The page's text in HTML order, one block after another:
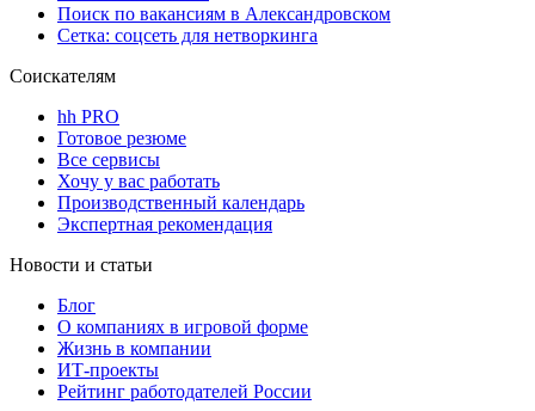
Поиск по вакансиям в Александровском
Сетка: соцсеть для нетворкинга
Соискателям
hh PRO
Готовое резюме
Все сервисы
Хочу у вас работать
Производственный календарь
Экспертная рекомендация
Новости и статьи
Блог
О компаниях в игровой форме
Жизнь в компании
ИТ-проекты
Рейтинг работодателей России